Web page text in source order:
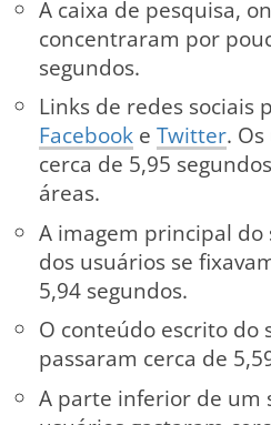
A caixa de pesquisa,
concentraram por
segundos.
Links de redes sociais
Facebook e Twitter.
cerca de 5,95
áreas.
A imagem principal do
dos usuários se
5,94 segundos.
O conteúdo escrito do
passaram cerca de
A parte inferior de um